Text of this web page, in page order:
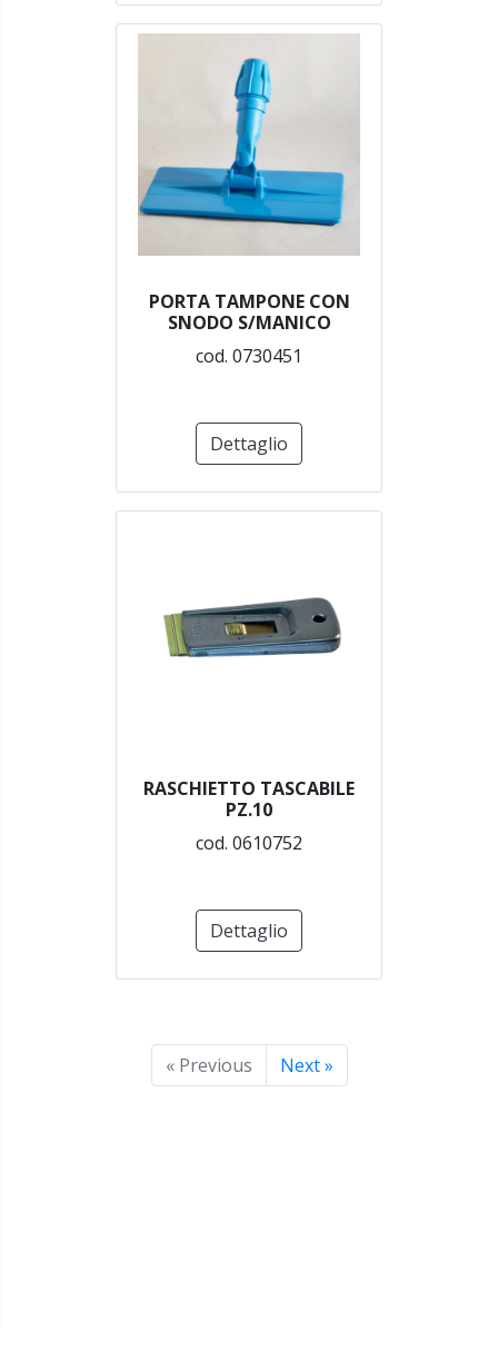
PORTA TAMPONE CON
SNODO S/MANICO
cod. 0730451
Dettaglio
RASCHIETTO TASCABILE
PZ.10
cod. 0610752
Dettaglio
« Previous Next »